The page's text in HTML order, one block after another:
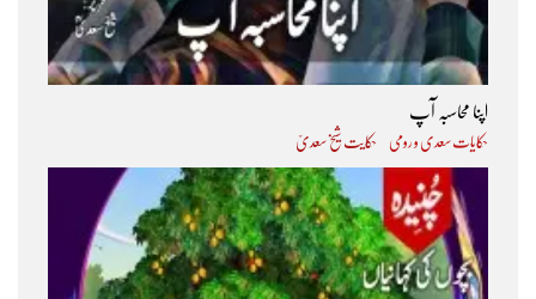
اپنا محاسبہ آپ
حکایات سعدی و رومی حکایت شیخ سعدیؒ